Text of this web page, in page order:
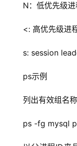
N：低优先级进
<: 高优先级进
s: session
ps示例
列出有效组名
ps -fg mysql